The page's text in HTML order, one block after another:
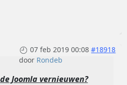
07 feb 2019 00:08 #18918
door Rondeb
Joomla vernieuwen?